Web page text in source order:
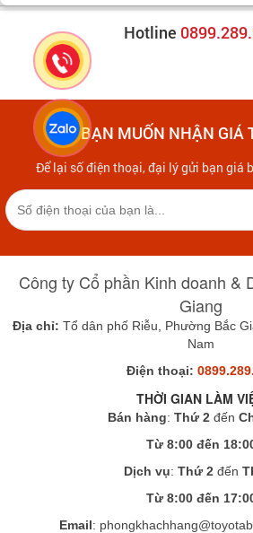
Hotline
BẠN MUỐN NHẬN GIÁ
Để lại số điện thoại, đại lý gửi bạn giá
Công ty Cổ phần Kinh doanh &
Giang
Địa chỉ: Tổ dân phố Riễu, Phường Bắc
Nam
Điện thoại:
THỜI GIAN LÀM
Bán hàng: Thứ 2đến
Từ 8:00 đến
Dịch vụ: Thứ 2 đến
Từ 8:00 đến
Email: